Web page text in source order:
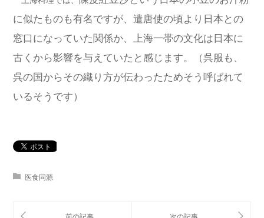
に似たものも有名ですが、遣唐使の頃より日本との
窓口になっていた関係か、上海一帯の文化は日本に
古くから影響を与えていたと感じます。（呉服も、
呉の国からその織り方が伝わったためそう呼ばれて
いるそうです）
医食同源